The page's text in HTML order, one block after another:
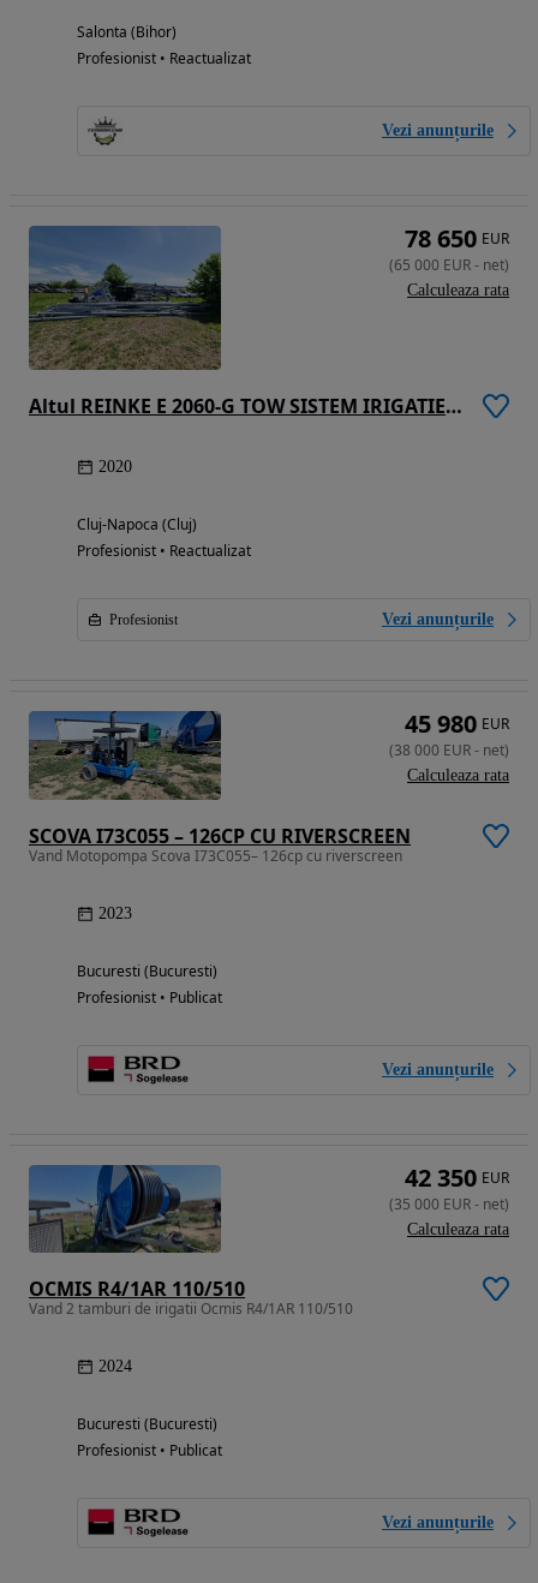
Salonta (Bihor)
Profesionist • Reactualizat
Vezi anunțurile
Altul REINKE E 2060-G TOW SISTEM IRIGATIE CU PIVOT MOBIL 340 METRI
2020
Cluj-Napoca (Cluj)
Profesionist • Reactualizat
Profesionist Vezi anunțurile
78 650 EUR
(65 000 EUR- net)
Calculeaza rata
SCOVA I73C055 – 126CP CU RIVERSCREEN
Vand Motopompa Scova I73C055– 126cp cu riverscreen
2023
Bucuresti (Bucuresti)
Profesionist • Publicat
Vezi anunțurile
45 980 EUR
(38 000 EUR- net)
Calculeaza rata
OCMIS R4/1AR 110/510
Vand 2 tamburi de irigatii Ocmis R4/1AR 110/510
2024
Bucuresti (Bucuresti)
Profesionist • Publicat
Vezi anunțurile
42 350 EUR
(35 000 EUR- net)
Calculeaza rata